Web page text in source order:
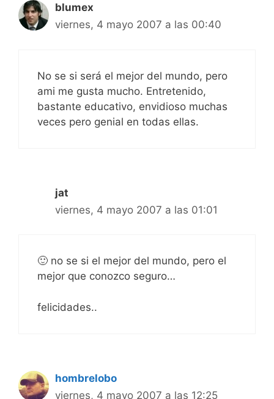
blumex
viernes, 4 mayo 2007 a las 00:40
No se si será el mejor del mundo, pero
ami me gusta mucho. Entretenido,
bastante educativo, envidioso muchas
veces pero genial en todas ellas.
jat
viernes, 4 mayo 2007 a las 01:01
🙂 no se si el mejor del mundo, pero el
mejor que conozco seguro…
felicidades..
hombrelobo
viernes, 4 mayo 2007 a las 12:25